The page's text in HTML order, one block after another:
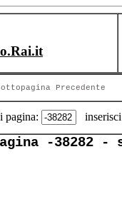
Precedente
pagina:
-38282 -